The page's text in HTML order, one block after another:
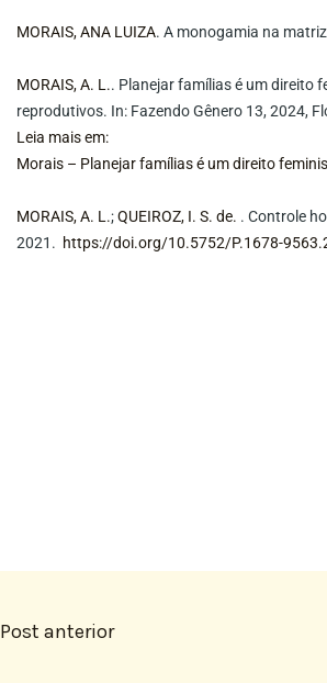
MORAIS, ANA LUIZA. A monogamia na matriz
MORAIS, A. L.. Planejar famílias é um direito
reprodutivos. In: Fazendo Gênero 13, 2024,
Leia mais em:
Morais – Planejar famílias é um direito
MORAIS, A. L.;QUEIROZ, I. S. de. . Controle
2021. https://doi.org/10.5752/P.1678-
Post anterior